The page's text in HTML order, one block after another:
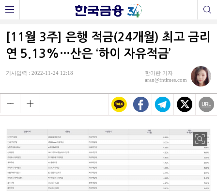
[11월 3주] 은행 적금(24개월) 최고 금리
연 5.13%…산은 ‘하이 자유적금’
기사입력 : 2022-11-24 12:18
한아란 기자
aran@fntimes.com